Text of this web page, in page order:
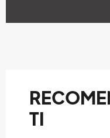
TI